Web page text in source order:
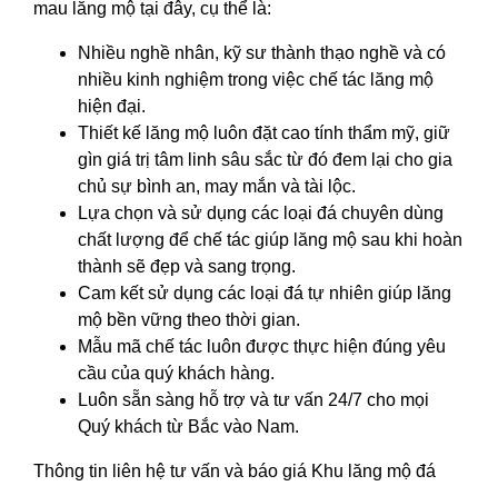
mau lăng mộ tại đây, cụ thể là:
Nhiều nghề nhân, kỹ sư thành thạo nghề và có
nhiều kinh nghiệm trong việc chế tác lăng mộ
hiện đại.
Thiết kế lăng mộ luôn đặt cao tính thẩm mỹ, giữ
gìn giá trị tâm linh sâu sắc từ đó đem lại cho gia
chủ sự bình an, may mắn và tài lộc.
Lựa chọn và sử dụng các loại đá chuyên dùng
chất lượng để chế tác giúp lăng mộ sau khi hoàn
thành sẽ đẹp và sang trọng.
Cam kết sử dụng các loại đá tự nhiên giúp lăng
mộ bền vững theo thời gian.
Mẫu mã chế tác luôn được thực hiện đúng yêu
cầu của quý khách hàng.
Luôn sẵn sàng hỗ trợ và tư vấn 24/7 cho mọi
Quý khách từ Bắc vào Nam.
Thông tin liên hệ tư vấn và báo giá Khu lăng mộ đá